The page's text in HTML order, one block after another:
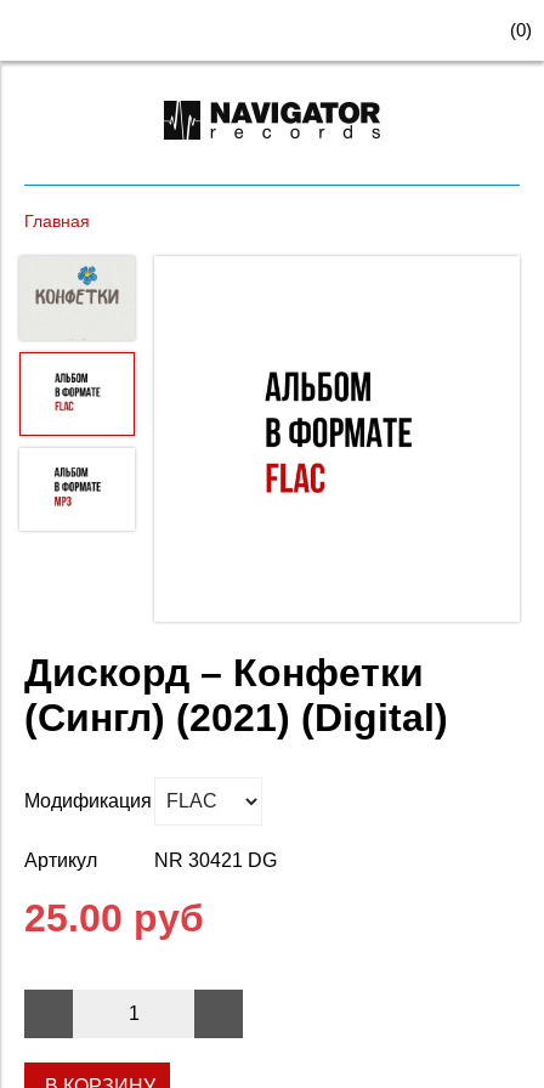
(0)
Главная
Дискорд – Конфетки
(Сингл) (2021) (Digital)
Модификация
Артикул NR 30421 DG
25.00 руб